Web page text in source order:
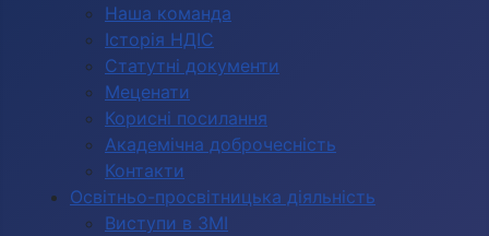
Наша команда
Історія НДІС
Статутні документи
Меценати
Корисні посилання
Академічна доброчесність
Контакти
Освітньо-просвітницька діяльність
Виступи в ЗМІ